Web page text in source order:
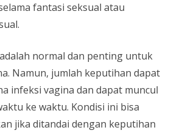
fantasi seksual atau
normal dan penting untuk
Namun, jumlah keputihan dapat
infeksi vagina dan dapat muncul
ke waktu. Kondisi ini bisa
jika ditandai dengan keputihan